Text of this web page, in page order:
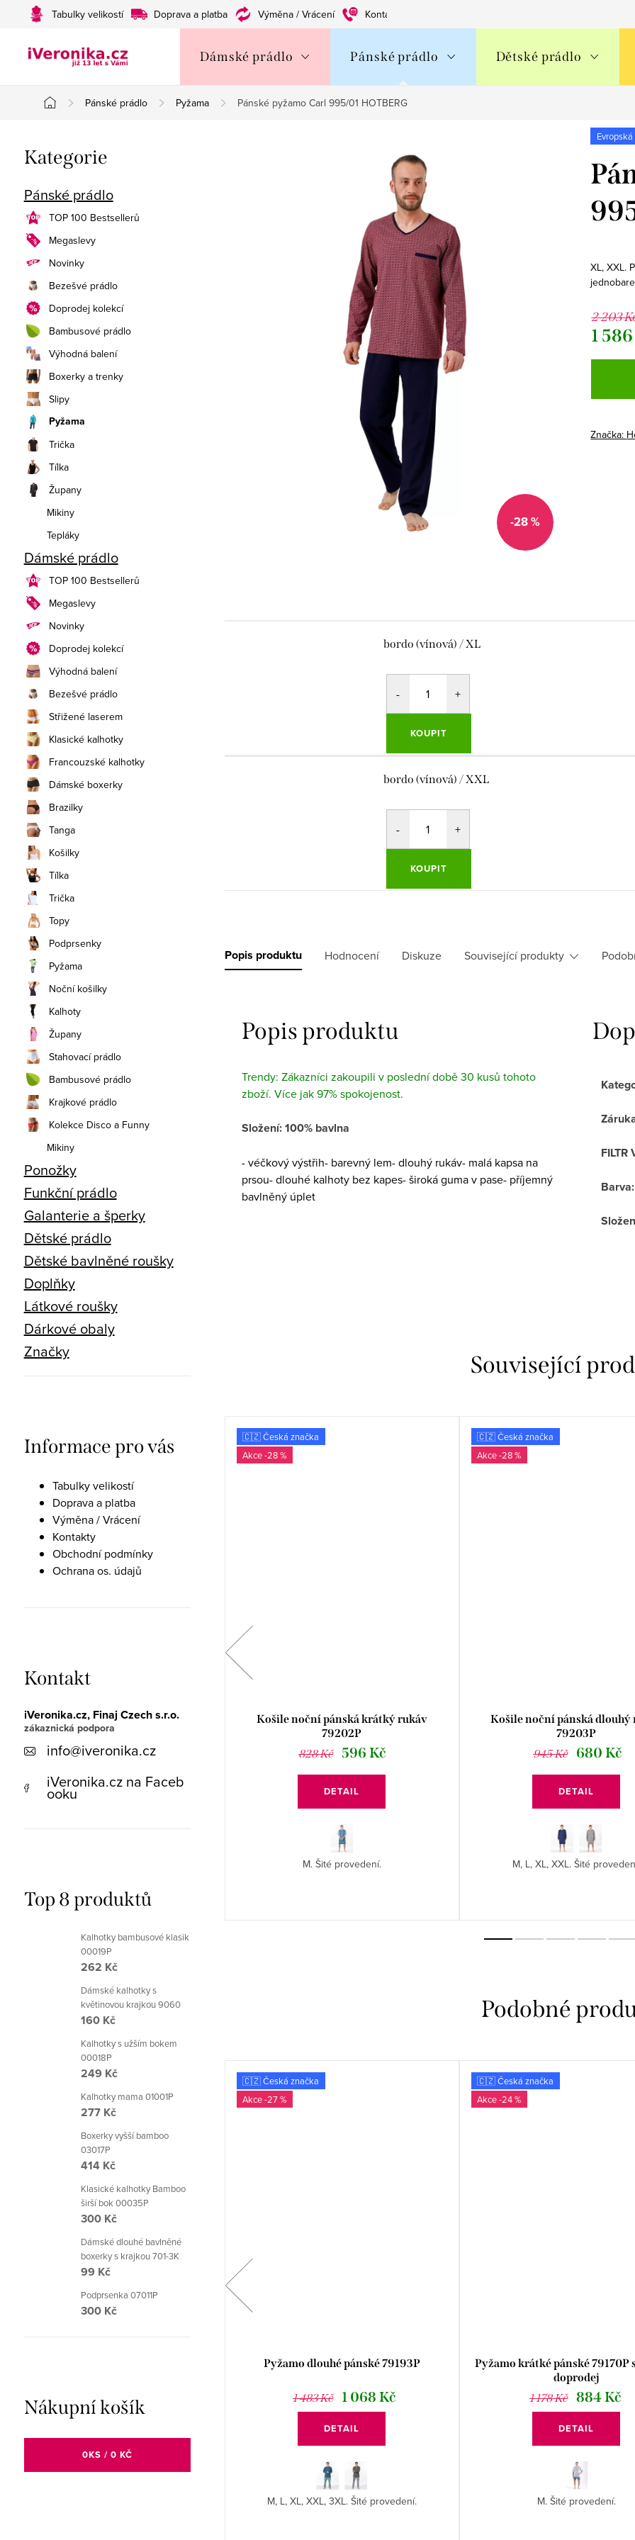
Tabulky velikostí Doprava a platba Výměna / Vrácení Kontakty
Dámské prádlo Pánské prádlo Dětské prádlo
Domů
Pánské prádlo Pyžama Pánské pyžamo Carl 995/01 HOTBERG
o
s
t
r
a
n
n
í
p
a
n
e
Přeskočit
kategorie
Kategorie
Pánské prádlo
TOP 100 Bestsellerů
Megaslevy
Novinky
Bezešvé prádlo
Doprodej kolekcí
Bambusové prádlo
Výhodná balení
Boxerky a trenky
Slipy
Pyžama
Trička
Tílka
Župany
Mikiny
Tepláky
Dámské prádlo
TOP 100 Bestsellerů
Megaslevy
Novinky
Doprodej kolekcí
Výhodná balení
Bezešvé prádlo
Střižené laserem
Klasické kalhotky
Francouzské kalhotky
Dámské boxerky
Brazilky
Tanga
Košilky
Tílka
Trička
Topy
Podprsenky
Pyžama
Noční košilky
Kalhoty
Župany
Stahovací prádlo
Bambusové prádlo
Krajkové prádlo
Kolekce Disco a Funny
Mikiny
Ponožky
Funkční prádlo
Galanterie a šperky
Dětské prádlo
Dětské bavlněné roušky
Doplňky
Látkové roušky
Dárkové obaly
Značky
Informace pro vás
Tabulky velikostí
Doprava a platba
Výměna / Vrácení
Kontakty
Obchodní podmínky
Ochrana os. údajů
Kontakt
iVeronika.cz, Finaj Czech s.r.o.
info@iveronika.cz
iVeronika.cz na Faceb
ooku
Top 8 produktů
Kalhotky bambusové klasik
00019P
262 Kč
Dámské kalhotky s
květinovou krajkou 9060
160 Kč
Kalhotky s užším bokem
00018P
249 Kč
Kalhotky mama 01001P
277 Kč
Boxerky vyšší bamboo
03017P
414 Kč
Klasické kalhotky Bamboo
širší bok 00035P
300 Kč
Dámské dlouhé bavlněné
boxerky s krajkou 701-3K
99 Kč
Podprsenka 07011P
300 Kč
Nákupní košík
0KS / 0 KČ
-28 %
XL, XXL.
2 203
1
Měrná
Značka:
bordo (vínová) / XL
KOUPIT
bordo (vínová) / XXL
KOUPIT
Popis produktu Hodnocení Diskuze Související produkty
Popis produktu
Trendy: Zákazníci zakoupili v poslední době 30 kusů tohoto
zboží. Více jak 97% spokojenost.
Složení: 100% bavlna
- véčkový výstřih- barevný lem- dlouhý rukáv- malá kapsa na
prsou- dlouhé kalhoty bez kapes- široká guma v pase- příjemný
bavlněný úplet
FILTR
Barva:
Související
🇨🇿 Česká značka
-30 %
Pyžamo dlouhé pánské 79173P
1 483 Kč 1 031 Kč
DETAIL
🇨🇿 Česká značka
-28 %
Košile noční pánská krátký rukáv
79202P
828 Kč
596 Kč
DETAIL
M. Šité provedení.
🇨🇿 Česká značka
-28 %
Košile noční pánská dlouhý
79203P
945 Kč
680 Kč
DETAIL
M, L, XL, XXL. Šité
🇨🇿 Česká značka
1 178 Kč 819 Kč
🇨🇿 Česká značka
-27 %
Pyžamo dlouhé pánské 79193P
1 483 Kč 1 068 Kč
DETAIL
M, L, XL, XXL, 3XL. Šité provedení.
🇨🇿 Česká značka
-24 %
Pyžamo krátké pánské 79170P
doprodej
1 178 Kč
884 Kč
DETAIL
M. Šité provedení.